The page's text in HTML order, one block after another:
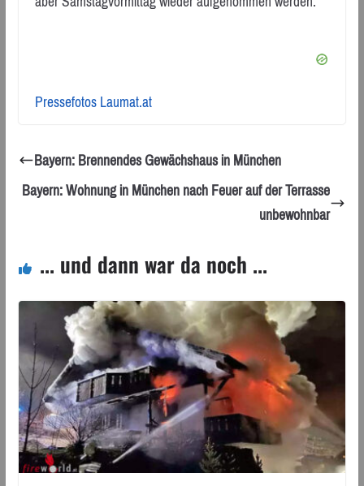
Pressefotos Laumat.at
Bayern: Brennendes Gewächshaus in München
Bayern: Wohnung in München nach Feuer auf der Terrasse
unbewohnbar
... und dann war da noch ...